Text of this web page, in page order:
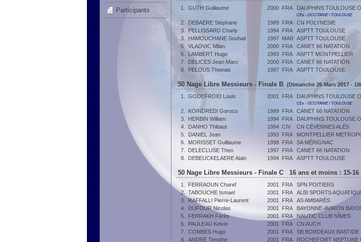
Participants
1.
GUTH Guillaume 2000 FRA DAUPHINS TOULOUSE
CEx - OCCITANIE / TOULOUSE
2. DEBAERE Stéphane 1989 FRA CN POLYNESIE
3. PELLISSARD Charly 1994 FRA ASPTT TOULOUSE
3. HAMOUCHANE Souhail 1997 MAR ASPTT TOULOUSE
5. VLAOVIC Milan 2000 FRA CANET 66 NATATION
6. LAMBERT Hugo 1993 FRA ASPTT MONTPELLIER
7. DELICES Jean-Marc 2000 FRA CANET 66 NATATION
8. PELOUS Thomas 1997 FRA ASPTT TOULOUSE
50 Nage Libre Messieurs - Finale B (Dimanche 26 Mars 2017 -
1.
GODEFROID Louis 2001 FRA DAUPHINS TOULOUSE
CEx - OCCITANIE / TOULOUSE
2. KOINDREDI Goroco 1999 FRA CANET 66 NATATION
3. HERBIN William 1994 FRA DAUPHINS TOULOUSE
4. DANHO Thibaut 1994 CIV CN CÉVENNES ALÈS
5. DANIEL Jean 1993 FRA MONTPELLIER
6. MORISSET Guillaume 1998 FRA SA MÉRIGNAC
7. DELECLUSE Theo 1997 FRA CANET 66 NATATION
8. DEBEUCKELAERE Alain 1994 FRA ASPTT TOULOUSE
50 Nage Libre Messieurs - Finale C 16 ans et moins : 15-16
1.
FERRAOUN Charef 2001 FRA SPN POITIERS
2. TABOUCHE Ismael 2001 FRA ALBI SPORTS
3. RAFFALLI Pierre-Laurent 2001 FRA AS AMBARÈS
4. DUFOUR Nicolas 2001 FRA BAYONNE-AVIRON
5. FERRAKH Farès 2001 FRA NAUTIC CLUB NÎMES
6. PAULEAU Kelvin 2001 FRA CN AUCH
7. COMBES Hugo 2001 FRA SB BORDEAUX BASTIDE
8. ANDRE Timothe 2001 FRA ROCHEFORT NEPTUNE